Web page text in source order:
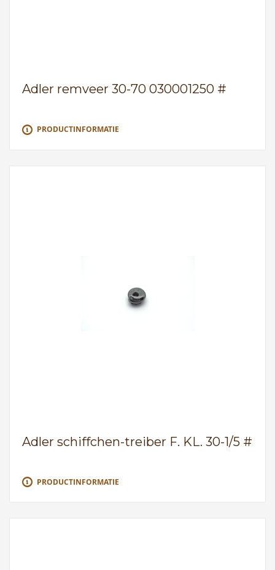
Adler remveer 30-70 030001250 #
PRODUCTINFORMATIE
Adler schiffchen-treiber F. KL. 30-1/5 #
PRODUCTINFORMATIE